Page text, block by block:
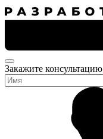
Закажите консультацию